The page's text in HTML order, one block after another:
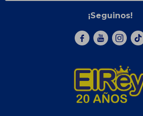
¡Seguinos!
  